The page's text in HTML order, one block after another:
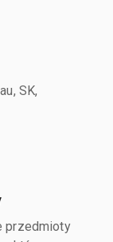
SK,
przedmioty